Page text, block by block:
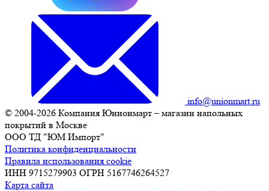
info@unionmart.ru
© 2004-2026 Компания Юнионмарт – магазин напольных
покрытий в Москве
ООО ТД "ЮМ Импорт"
Политика конфиденциальности
Правила использования cookie
ИНН 9715279903 ОГРН 5167746264527
Карта сайта